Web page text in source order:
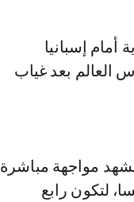
إسبانيا
العالم بعد غياب
مواجهة مباشرة
لتكون رابع